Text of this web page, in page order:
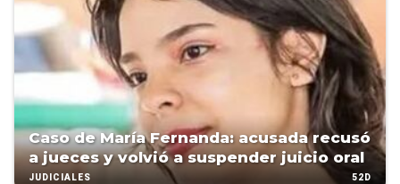
Caso de María Fernanda: acusada recusó
a jueces y volvió a suspender juicio oral
JUDICIALES 52D